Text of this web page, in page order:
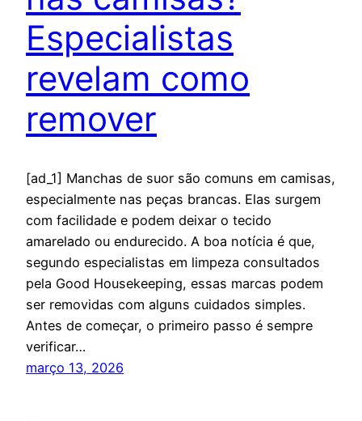
Especialistas
revelam como
remover
[ad_1] Manchas de suor são comuns em camisas,
especialmente nas peças brancas. Elas surgem
com facilidade e podem deixar o tecido
amarelado ou endurecido. A boa notícia é que,
segundo especialistas em limpeza consultados
pela Good Housekeeping, essas marcas podem
ser removidas com alguns cuidados simples.
Antes de começar, o primeiro passo é sempre
verificar…
março 13, 2026